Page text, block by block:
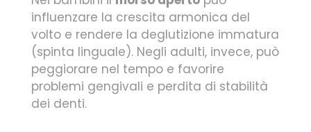
influenzare la crescita armonica del
volto e rendere la deglutizione immatura
(spinta linguale). Negli adulti, invece, può
peggiorare nel tempo e favorire
problemi gengivali e perdita di stabilità
dei denti.